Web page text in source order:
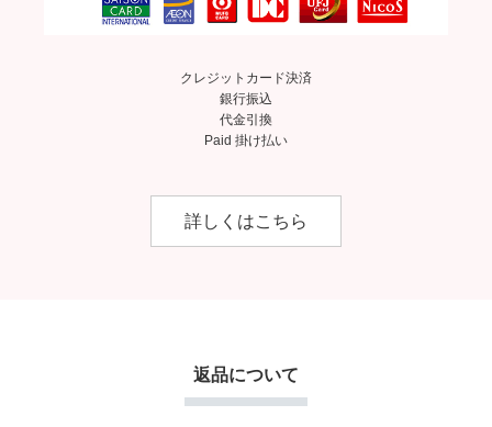
クレジットカード決済
銀行振込
代金引換
Paid 掛け払い
詳しくはこちら
返品について